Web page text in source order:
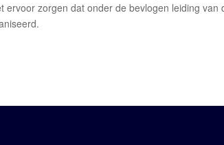
zorgen dat onder de bevlogen leiding van